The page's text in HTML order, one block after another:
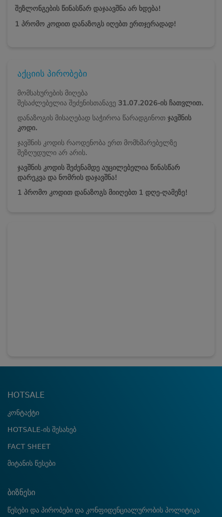
შეზლონგების წინასწარ დაჯაავშნა არ ხდება!
1 პრომო კოდით დანაზოგს იღებთ ერთჯერადად!
აქციის პირობები
მომსახურების მიღება
შესაძლებელია შეძენისთანავე 31.07.2026-ის ჩათვლით.
დანაზოგის მისაღებად საჭიროა წარადგინოთ ჯავშნის
კოდი.
ჯავშნის კოდის რაოდენობა ერთ მომხმარებელზე
შეზღუდული არ არის.
ჯავშნის კოდის შეძენამდე აუცილებელია წინასწარ
დარეკვა და ნომრის დაჯავშნა!
1 პრომო კოდით დანაზოგს მიიღებთ 1 დღე-ღამეზე!
HOTSALE
კონტაქტი
HOTSALE-ის შესახებ
FACT SHEET
მიტანის წესები
ბიზნესი
წესები და პირობები და კონფიდენციალურობის პოლიტიკა